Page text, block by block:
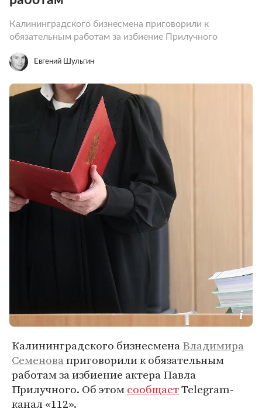
Калининградского бизнесмена приговорили к
обязательным работам за избиение Прилучного
Евгений Шульгин
Калининградского бизнесменаВладимира
Семеноваприговорили к обязательным
работам за избиение актера Павла
Прилучного. Об этомсообщаетTelegram-
канал «112».